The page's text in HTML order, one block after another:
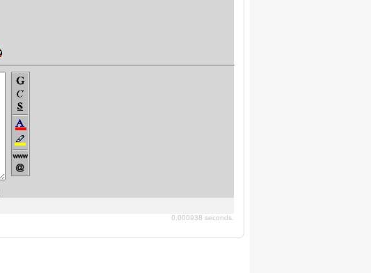
0.000938 seconds.